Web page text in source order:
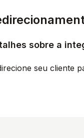
sobre a
seu cliente